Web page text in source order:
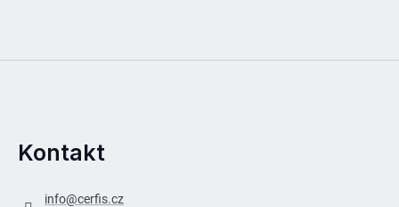
Kontakt
info@cerfis.cz